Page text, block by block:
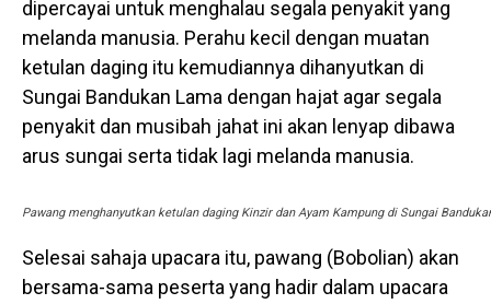
dipercayai untuk menghalau segala penyakit yang
melanda manusia. Perahu kecil dengan muatan
ketulan daging itu kemudiannya dihanyutkan di
Sungai Bandukan Lama dengan hajat agar segala
penyakit dan musibah jahat ini akan lenyap dibawa
arus sungai serta tidak lagi melanda manusia.
Pawang menghanyutkan ketulan daging Kinzir dan Ayam Kampung di Sungai
Selesai sahaja upacara itu, pawang (Bobolian) akan
bersama-sama peserta yang hadir dalam upacara